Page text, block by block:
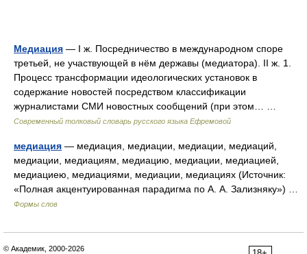
Медиация — I ж. Посредничество в международном споре
третьей, не участвующей в нём державы (медиатора). II ж. 1.
Процесс трансформации идеологических установок в
содержание новостей посредством классификации
журналистами СМИ новостных сообщений (при этом… …
Современный толковый словарь русского языка Ефремовой
медиация — медиация, медиации, медиации, медиаций,
медиации, медиациям, медиацию, медиации, медиацией,
медиациею, медиациями, медиации, медиациях (Источник:
«Полная акцентуированная парадигма по А. А. Зализняку») …
Формы слов
© Академик, 2000-2026